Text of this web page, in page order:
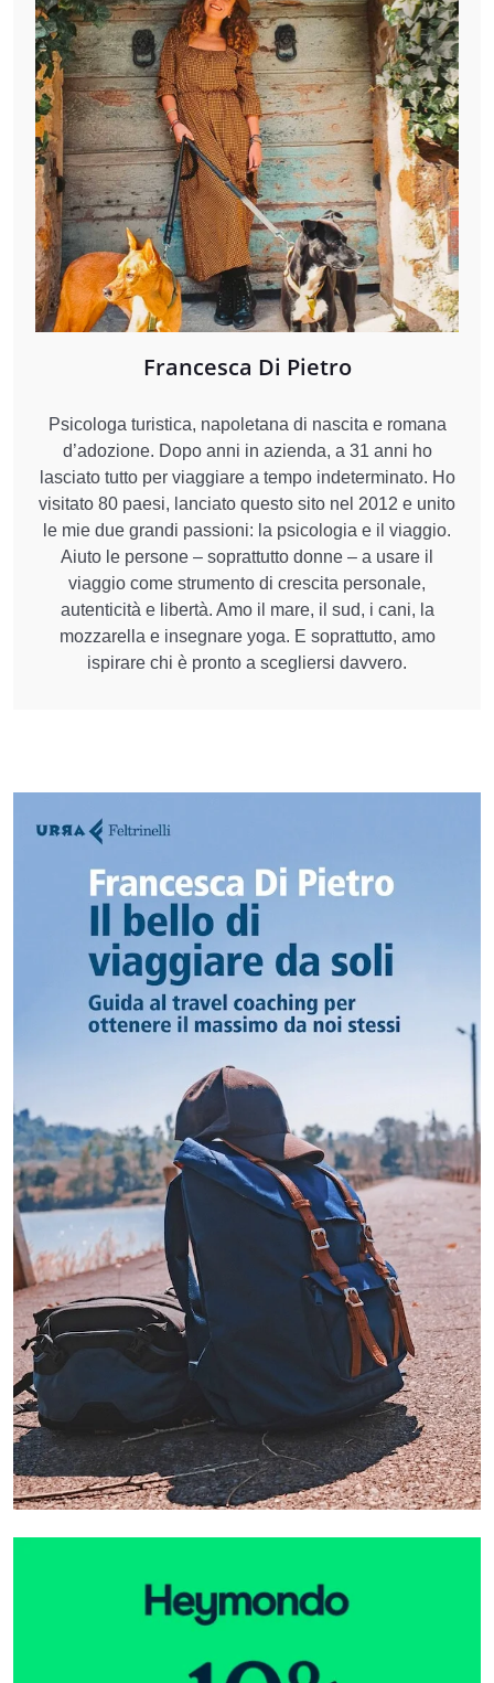
Francesca Di Pietro
Psicologa turistica, napoletana di nascita e romana
d’adozione. Dopo anni in azienda, a 31 anni ho
lasciato tutto per viaggiare a tempo indeterminato. Ho
visitato 80 paesi, lanciato questo sito nel 2012 e unito
le mie due grandi passioni: la psicologia e il viaggio.
Aiuto le persone – soprattutto donne – a usare il
viaggio come strumento di crescita personale,
autenticità e libertà. Amo il mare, il sud, i cani, la
mozzarella e insegnare yoga. E soprattutto, amo
ispirare chi è pronto a scegliersi davvero.